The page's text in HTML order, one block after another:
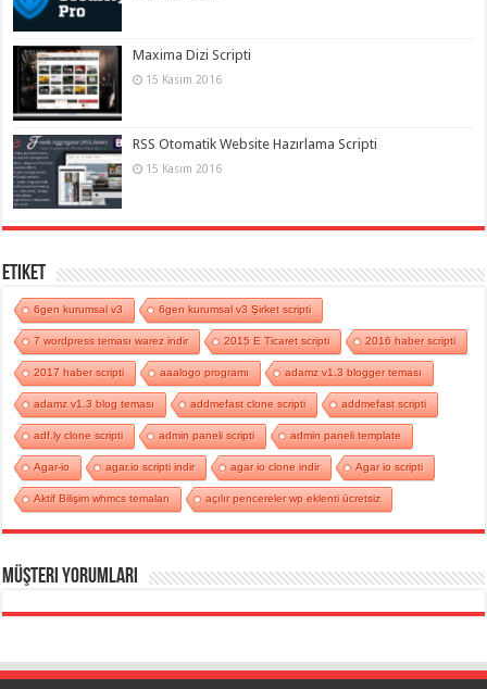
Maxima Dizi Scripti
15 Kasım 2016
RSS Otomatik Website Hazırlama Scripti
15 Kasım 2016
Etiket
6gen kurumsal v3 6gen kurumsal v3 Şirket scripti
7 wordpress teması warez indir 2015 E Ticaret scripti 2016 haber scripti
2017 haber scripti aaalogo programı adamz v1.3 blogger teması
adamz v1.3 blog teması addmefast clone scripti addmefast scripti
adf.ly clone scripti admin paneli scripti admin paneli template
Agar-io agar.io scripti indir agar io clone indir Agar io scripti
Aktif Bilişim whmcs temaları açılır pencereler wp eklenti ücretsiz
Müşteri Yorumları